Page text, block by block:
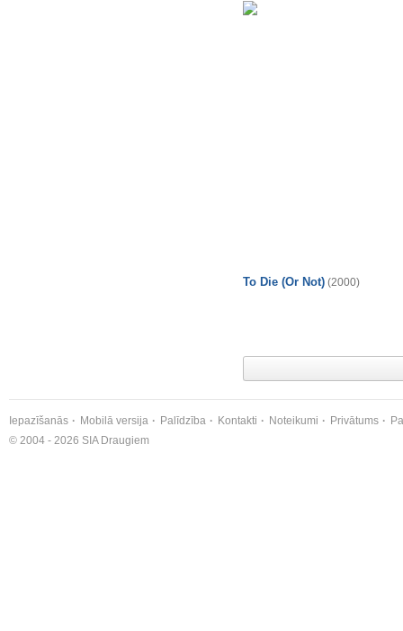
To Die (Or Not) (2000)
Iepazīšanās Mobilā versija Palīdzība Kontakti Noteikumi Privātums
© 2004 - 2026 SIA Draugiem